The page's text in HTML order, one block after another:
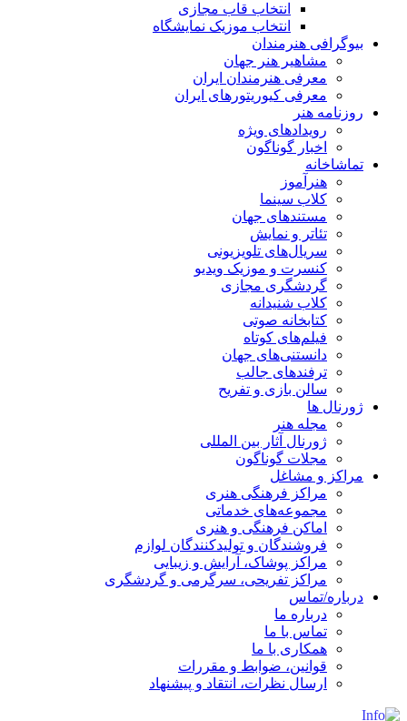
انتخاب قاب مجازی
انتخاب موزیک نمایشگاه
بیوگرافی هنرمندان
مشاهیر هنر جهان
معرفی هنرمندان ایران
معرفی کیوریتورهای ایران
روزنامه هنر
رویدادهای ویژه
اخبار گوناگون
تماشاخانه
هنرآموز
کلاب سینما
مستندهای جهان
تئاتر و نمایش
سریال‌های تلویزیونی
کنسرت و موزیک ویدیو
گردشگری مجازی
کلاب شنیدانه
کتابخانه صوتی
فیلم‌های کوتاه
دانستنی‌های جهان
ترفندهای جالب
سالن بازی و تفریح
ژورنال ها
مجله هنر
ژورنال آثار بین المللی
مجلات گوناگون
مراکز و مشاغل
مراکز فرهنگی هنری
مجموعه‌های خدماتی
اماکن فرهنگی و هنری
فروشندگان و تولیدکنندگان لوازم
مراکز پوشاک، آرایش و زیبایی
مراکز تفریحی، سرگرمی و گردشگری
درباره/تماس
درباره ما
تماس با ما
همکاری با ما
قوانین، ضوابط و مقررات
ارسال نظرات، انتقاد و پیشنهاد